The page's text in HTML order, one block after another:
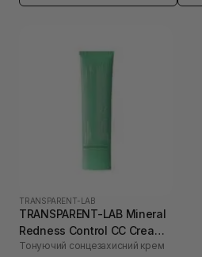
TRANSPARENT-LAB
TRANSPARENT-LAB Mineral
Redness Control CC Cream
SPF50 45 мл
Тонуючий сонцезахисний крем